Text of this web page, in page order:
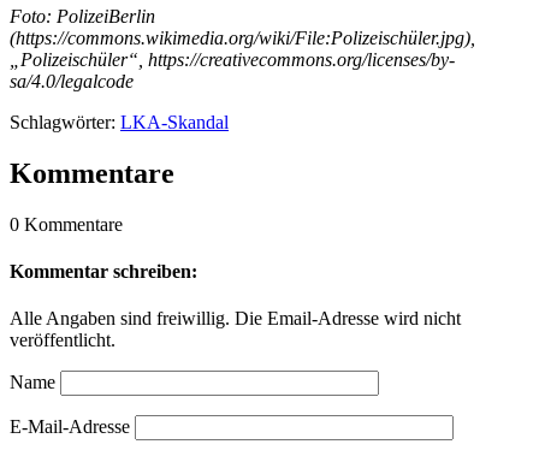
Foto: PolizeiBerlin
(https://commons.wikimedia.org/wiki/File:Polizeischüler.jpg),
„Polizeischüler“, https://creativecommons.org/licenses/by-
sa/4.0/legalcode
Schlagwörter: LKA-Skandal
Kommentare
0 Kommentare
Kommentar schreiben:
Alle Angaben sind freiwillig. Die Email-Adresse wird nicht
veröffentlicht.
Name
E-Mail-Adresse